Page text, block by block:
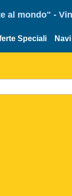
al mondo" -
Speciali Navi